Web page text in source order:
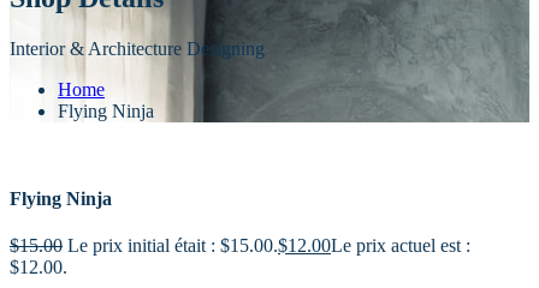
Interior & Architecture Designing
Home
Flying Ninja
Flying Ninja
$15.00 Le prix initial était : $15.00.$12.00Le prix actuel est :
$12.00.